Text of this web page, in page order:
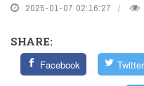
2025-01-07 02:16:27
SHARE:
Facebook Twitter